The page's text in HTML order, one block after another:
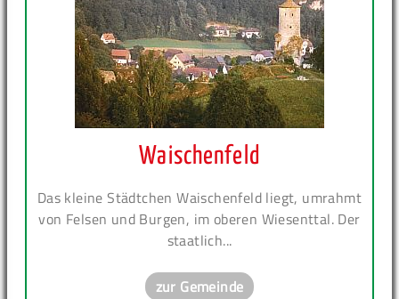
Waischenfeld
Das kleine Städtchen Waischenfeld liegt, umrahmt
von Felsen und Burgen, im oberen Wiesenttal. Der
staatlich...
zur Gemeinde